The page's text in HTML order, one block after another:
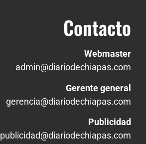
Contacto
Webmaster
admin@diariodechiapas.com
Gerente general
gerencia@diariodechiapas.com
Publicidad
publicidad@diariodechiapas.com